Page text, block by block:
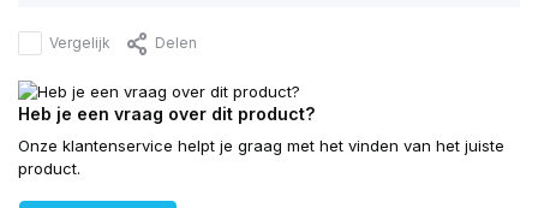
Vergelijk Delen
Heb je een vraag over dit product?
Onze klantenservice helpt je graag met het vinden van het juiste
product.